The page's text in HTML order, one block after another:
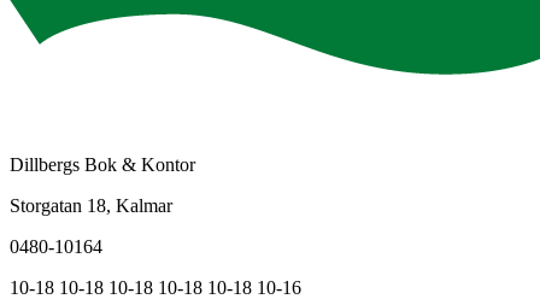
Dillbergs Bok & Kontor
Storgatan 18, Kalmar
0480-10164
10-18 10-18 10-18 10-18 10-18 10-16